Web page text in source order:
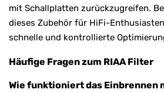
mit Schallplatten zurückzugreifen.
dieses Zubehör für HiFi-
schnelle und kontrollierte
Häufige Fragen zum RIAA Filter
Wie funktioniert das Einbrennen